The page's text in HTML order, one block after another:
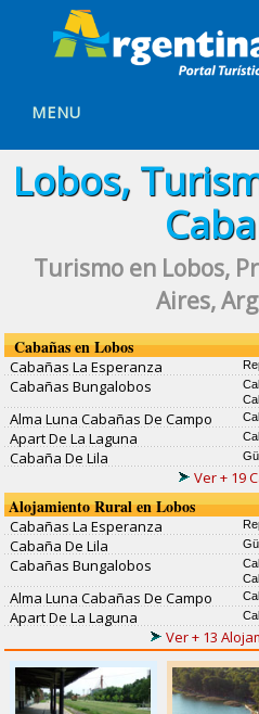
MENU
Lobos,
Turismo en Lobos,
Aires,
Cabañas en Lobos
Cabañas La Esperanza
Cabañas Bungalobos
Alma Luna Cabañas De Campo
Apart De La Laguna
Cabaña De Lila
Ver + 19
Alojamiento Rural en Lobos
Cabañas La Esperanza
Cabaña De Lila
Cabañas Bungalobos
Alma Luna Cabañas De Campo
Apart De La Laguna
Ver + 13